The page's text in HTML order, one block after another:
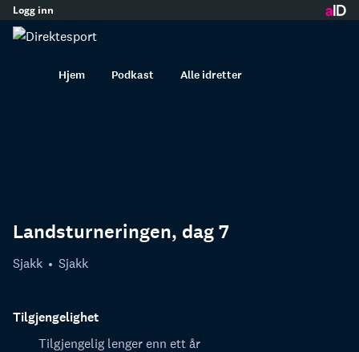
innhold
Logg inn
Hjem Podkast Alle idretter
Landsturneringen, dag 7
Sjakk Sjakk
Tilgjengelighet
Tilgjengelig lenger enn ett år